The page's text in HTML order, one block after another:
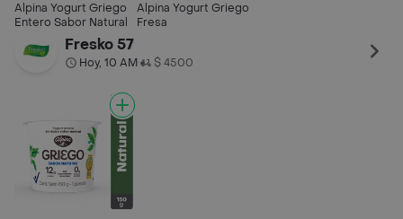
Alpina Yogurt Griego
Entero Sabor Natural
Alpina Yogurt Griego
Fresa
Fresko 57
Hoy, 10 AM• $ 4500